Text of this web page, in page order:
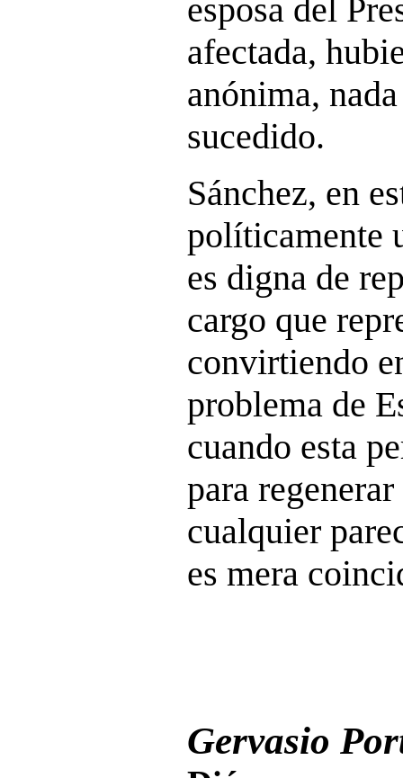
esposa del
afectada,
anónima,
sucedido.
Sánchez, en
políticamente
es digna de
cargo que
convirtiendo
problema de
cuando esta
para
cualquier
es mera
Gervasio